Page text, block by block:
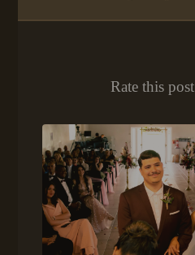
Rate this post